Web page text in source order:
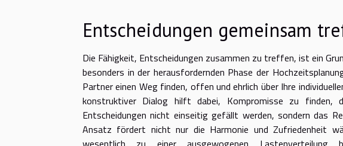
Entscheidungen gemeinsam
Die Fähigkeit, Entscheidungen zusammen zu treffen, ist ein
besonders in der herausfordernden Phase der
Partner einen Weg finden, offen und ehrlich über Ihre
konstruktiver Dialog hilft dabei, Kompromisse zu
Entscheidungen nicht einseitig gefällt werden, sondern das
Ansatz fördert nicht nur die Harmonie und Zufriedenheit